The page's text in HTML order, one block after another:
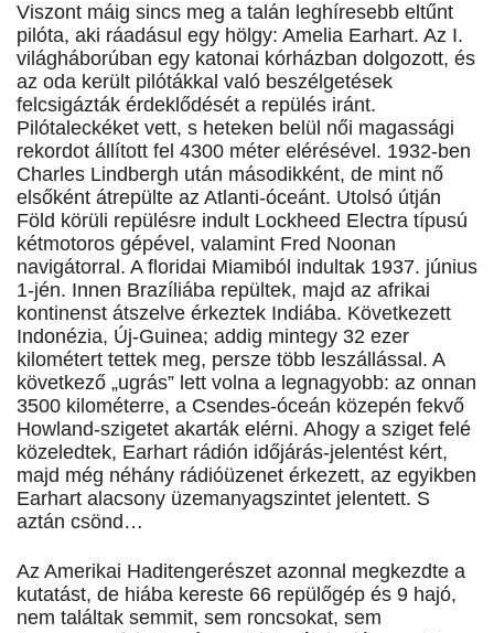
Viszont máig sincs meg a talán leghíresebb eltűnt
pilóta, aki ráadásul egy hölgy: Amelia Earhart. Az I.
világháborúban egy katonai kórházban dolgozott, és
az oda került pilótákkal való beszélgetések
felcsigázták érdeklődését a repülés iránt.
Pilótaleckéket vett, s heteken belül női magassági
rekordot állított fel 4300 méter elérésével. 1932-ben
Charles Lindbergh után másodikként, de mint nő
elsőként átrepülte az Atlanti-óceánt. Utolsó útján
Föld körüli repülésre indult Lockheed Electra típusú
kétmotoros gépével, valamint Fred Noonan
navigátorral. A floridai Miamiból indultak 1937. június
1-jén. Innen Brazíliába repültek, majd az afrikai
kontinenst átszelve érkeztek Indiába. Következett
Indonézia, Új-Guinea; addig mintegy 32 ezer
kilométert tettek meg, persze több leszállással. A
következő „ugrás” lett volna a legnagyobb: az onnan
3500 kilométerre, a Csendes-óceán közepén fekvő
Howland-szigetet akarták elérni. Ahogy a sziget felé
közeledtek, Earhart rádión időjárás-jelentést kért,
majd még néhány rádióüzenet érkezett, az egyikben
Earhart alacsony üzemanyagszintet jelentett. S
aztán csönd…
Az Amerikai Haditengerészet azonnal megkezdte a
kutatást, de hiába kereste 66 repülőgép és 9 hajó,
nem találtak semmit, sem roncsokat, sem